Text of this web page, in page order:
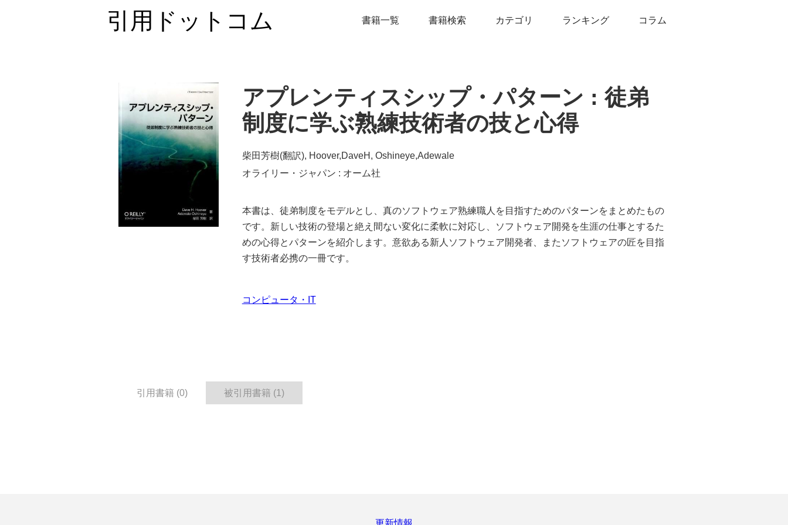
引用ドットコム 書籍一覧 書籍検索 カテゴリ ランキング コラム
アプレンティスシップ・パターン : 徒弟
制度に学ぶ熟練技術者の技と心得
柴田芳樹(翻訳), Hoover,DaveH, Oshineye,Adewale
オライリー・ジャパン : オーム社
本書は、徒弟制度をモデルとし、真のソフトウェア熟練職人を目指すためのパターンをまとめたもの
です。新しい技術の登場と絶え間ない変化に柔軟に対応し、ソフトウェア開発を生涯の仕事とするた
めの心得とパターンを紹介します。意欲ある新人ソフトウェア開発者、またソフトウェアの匠を目指
す技術者必携の一冊です。
コンピュータ・IT
引用書籍 (0) 被引用書籍 (1)
更新情報